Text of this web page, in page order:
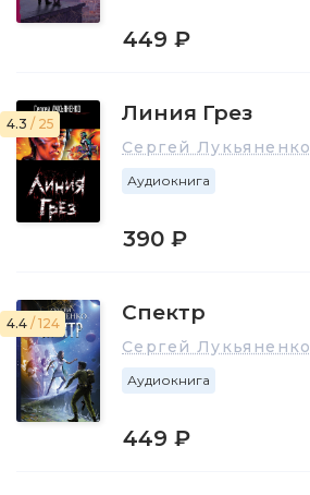
449 ₽
4.3 / 25 Линия Грез
Сергей Лукьяненко
Аудиокнига
390 ₽
4.4 / 124 Спектр
Сергей Лукьяненко
Аудиокнига
449 ₽